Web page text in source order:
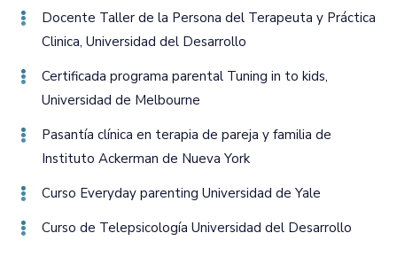
Docente Taller de la Persona del Terapeuta y Práctica
Clinica‚ Universidad del Desarrollo
Certificada programa parental Tuning in to kids‚
Universidad de Melbourne
Pasantía clínica en terapia de pareja y familia de
Instituto Ackerman de Nueva York
Curso Everyday parenting Universidad de Yale
Curso de Telepsicología Universidad del Desarrollo